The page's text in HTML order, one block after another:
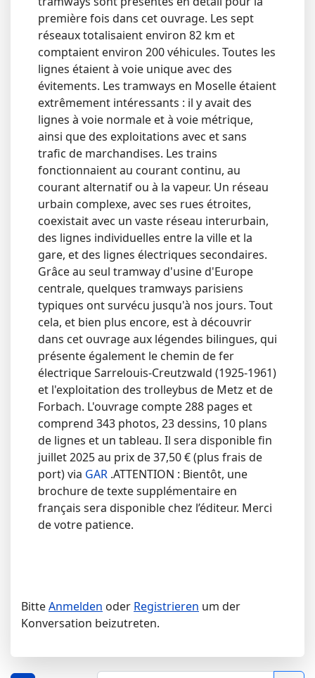
première fois dans cet ouvrage. Les sept
réseaux totalisaient environ 82 km et
comptaient environ 200 véhicules. Toutes les
lignes étaient à voie unique avec des
évitements. Les tramways en Moselle étaient
extrêmement intéressants : il y avait des
lignes à voie normale et à voie métrique,
ainsi que des exploitations avec et sans
trafic de marchandises. Les trains
fonctionnaient au courant continu, au
courant alternatif ou à la vapeur. Un réseau
urbain complexe, avec ses rues étroites,
coexistait avec un vaste réseau interurbain,
des lignes individuelles entre la ville et la
gare, et des lignes électriques secondaires.
Grâce au seul tramway d'usine d'Europe
centrale, quelques tramways parisiens
typiques ont survécu jusqu'à nos jours. Tout
cela, et bien plus encore, est à découvrir
dans cet ouvrage aux légendes bilingues, qui
présente également le chemin de fer
électrique Sarrelouis-Creutzwald (1925-1961)
et l'exploitation des trolleybus de Metz et de
Forbach. L'ouvrage compte 288 pages et
comprend 343 photos, 23 dessins, 10 plans
de lignes et un tableau. Il sera disponible fin
juillet 2025 au prix de 37,50 € (plus frais de
port) via GAR .ATTENTION : Bientôt, une
brochure de texte supplémentaire en
français sera disponible chez l’éditeur. Merci
de votre patience.
BitteAnmelden oder Registrieren um der
Konversation beizutreten.